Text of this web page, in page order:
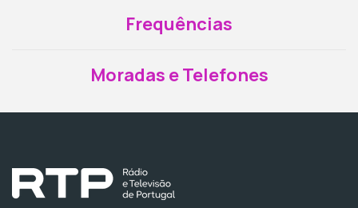
Frequências
Moradas e Telefones